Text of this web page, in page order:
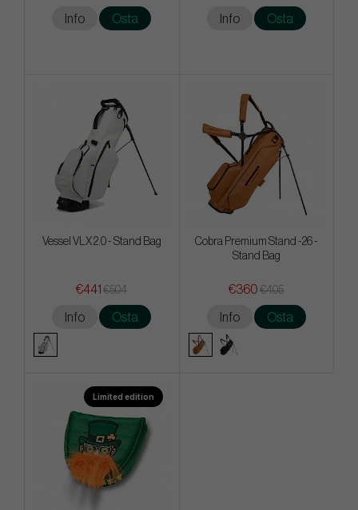
Info Osta Info Osta
Vessel VLX 2.0 - Stand Bag
€441 €504
Info Osta
Cobra Premium Stand -26 -
Stand Bag
€360 €405
Info Osta
Limited edition